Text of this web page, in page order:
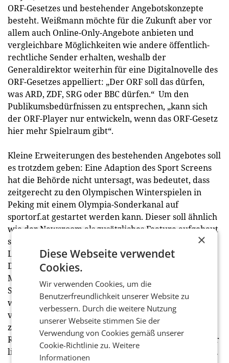
ORF-Gesetzes und bestehender Angebotskonzepte
besteht. Weißmann möchte für die Zukunft aber vor
allem auch Online-Only-Angebote anbieten und
vergleichbare Möglichkeiten wie andere öffentlich-
rechtliche Sender erhalten, weshalb der
Generaldirektor weiterhin für eine Digitalnovelle des
ORF-Gesetzes appelliert: „Der ORF soll das dürfen,
was ARD, ZDF, SRG oder BBC dürfen.“ Um den
Publikumsbedürfnissen zu entsprechen, „kann sich
der ORF-Player nur entwickeln, wenn das ORF-Gesetz
hier mehr Spielraum gibt“.
Kleine Erweiterungen des bestehenden Angebotes soll
es trotzdem geben: Eine Adaption des Sport Screens
hat die Behörde nicht untersagt, was bedeutet, dass
zeitgerecht zu den Olympischen Winterspielen in
Peking mit einem Olympia-Sonderkanal auf
sportorf.at gestartet werden kann. Dieser soll ähnlich
wie der Newsroom als zusätzliches Feature aufgebaut
sein. Im Rahmen des Sport Screens werden
Livestreams und Videoclips zur Verfügung gestellt.
Die Highlights der Olympia-Nächte werden am
Morgen zum Nachschauen angeboten. Auch das
Soundmodul, die Weiterentwicklung der Radiothek,
wird im ersten Halbjahr gestartet werden können –
verfügbar als App und Web-Angebote. Das umfasst
zunächst die Inhalte aller nationalen und regionalen
Radioredaktionen als On-Demand-Audio, Radiosender
live oder zum Nachhören, Podcasts und Radioarchive.
×
Diese Webseite verwendet
Cookies.
Wir verwenden Cookies, um die
Benutzerfreundlichkeit unserer Website zu
verbessern. Durch die weitere Nutzung
unserer Webseite stimmen Sie der
Verwendung von Cookies gemäß unserer
Cookie-Richtlinie zu.Weitere
Informationen